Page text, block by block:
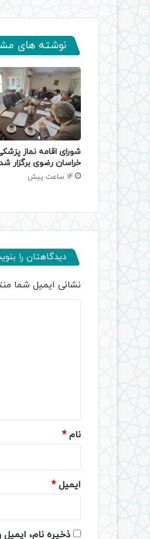
نوشته های
شورای اقامه نماز
خراسان رضوی برگزار
14 ساعت پیش
دیدگاهتان را
نشانی ایمیل شما
نام*
ایمیل*
ذخیره نام،